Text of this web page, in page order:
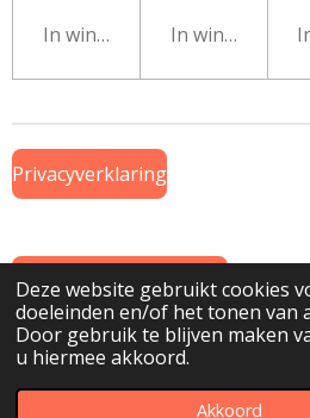
Deze website gebruikt cookies
doeleinden en/of het tonen van
Door gebruik te blijven maken
u hiermee akkoord.
Akkoord
In winkelwagenIn winkelwagen
Privacyverklaring
Algemene Voorwaarden
© 2019 Onderdeel van